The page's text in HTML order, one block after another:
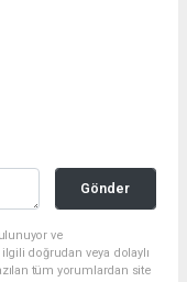
Gönder
ve
doğrudan veya dolaylı
tüm yorumlardan site